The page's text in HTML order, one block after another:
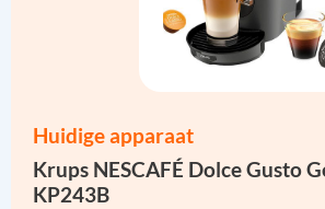
Huidige apparaat
Krups NESCAFÉ Dolce Gusto
KP243B